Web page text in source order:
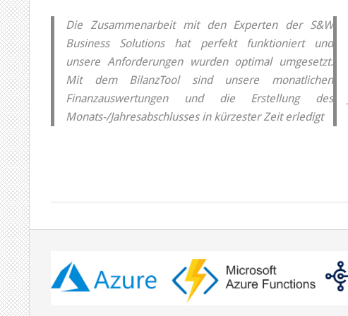
Die Zusammenarbeit mit den Experten der S&W
Business Solutions hat perfekt funktioniert und
unsere Anforderungen wurden optimal umgesetzt.
Mit dem BilanzTool sind unsere monatlichen
Finanzauswertungen und die Erstellung des
Monats-/Jahresabschlusses in kürzester Zeit erledigt
10-